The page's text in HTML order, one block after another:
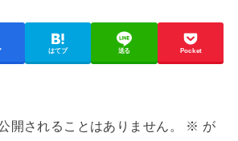
はてブ 送る Pocket
開されることはありません。 ※ が